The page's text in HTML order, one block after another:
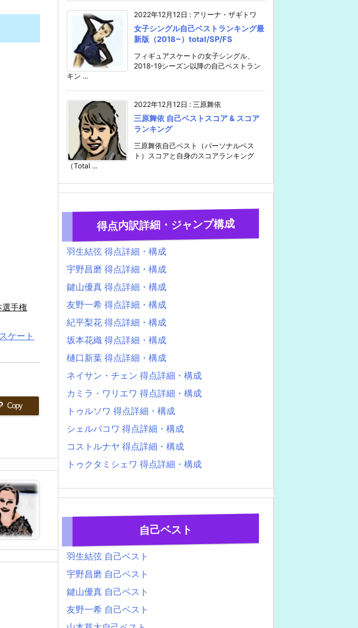
選手権
ケート
Copy
2022年12月12日 : アリーナ・ザギトワ
女子シングル自己ベストランキング最
新版（2018~）total/SP/FS
フィギュアスケートの女子シングル、
2018-19シーズン以降の自己ベストラン
キン ...
2022年12月12日 : 三原舞依
三原舞依 自己ベストスコア & スコア
ランキング
三原舞依自己ベスト（パーソナルベス
ト）スコアと自身のスコアランキング
（Total ...
得点内訳詳細・ジャンプ構成
羽生結弦 得点詳細・構成
宇野昌磨 得点詳細・構成
鍵山優真 得点詳細・構成
友野一希 得点詳細・構成
紀平梨花 得点詳細・構成
坂本花織 得点詳細・構成
樋口新葉 得点詳細・構成
ネイサン・チェン 得点詳細・構成
カミラ・ワリエワ 得点詳細・構成
トゥルソワ 得点詳細・構成
シェルバコワ 得点詳細・構成
コストルナヤ 得点詳細・構成
トゥクタミシェワ 得点詳細・構成
自己ベスト
羽生結弦 自己ベスト
宇野昌磨 自己ベスト
鍵山優真 自己ベスト
友野一希 自己ベスト